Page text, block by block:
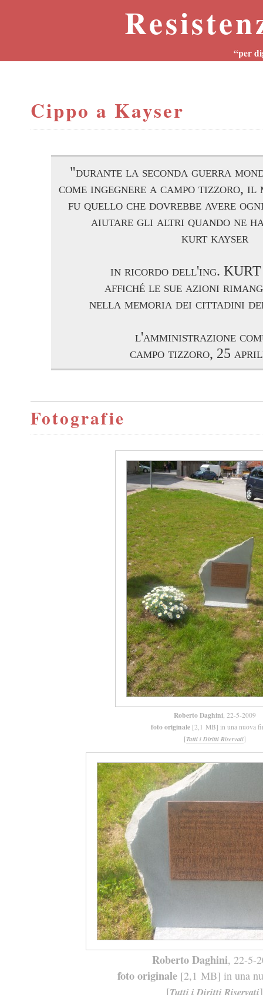
“per
Cippo a Kayser
"durante la seconda guerra
come ingegnere a campo tizzoro, il
fu quello che dovrebbe avere
aiutare gli altri quando ne
kurt kayser
in ricordo dell'ing.
affiché le sue azioni
nella memoria dei cittadini
l'amministrazione
campo tizzoro, 25
Fotografie
Roberto Daghini, 22-5-2009
foto originale [2,1 MB] in una nuova
[Tutti i Diritti Riservati]
Roberto Daghini, 22-5-
foto originale[2,1 MB] in una
[Tutti i Diritti Riservati]